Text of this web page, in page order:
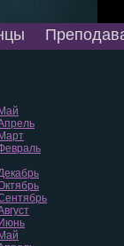
Май
Март
Июнь
Май